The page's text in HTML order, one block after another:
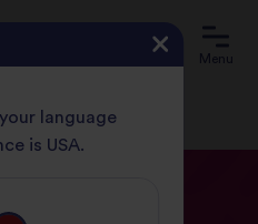
Menu
language
is USA.